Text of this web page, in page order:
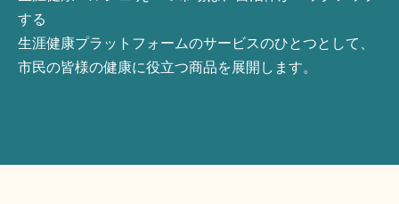
する
生涯健康プラットフォームのサービスのひとつとして、
市民の皆様の健康に役立つ商品を展開します。